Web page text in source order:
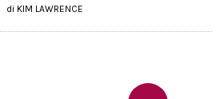
di KIM LAWRENCE